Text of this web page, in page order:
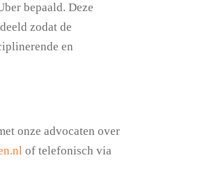
bepaald. Deze
zodat de
en
onze advocaten over
of telefonisch via